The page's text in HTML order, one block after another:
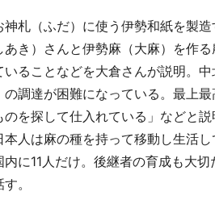
札（ふだ）に使う伊勢和紙を製
き）さんと伊勢麻（大麻）を作
ることなどを大倉さんが説明。
調達が困難になっている。最上
のを探して仕入れている」などと
人は麻の種を持って移動し生活
に11人だけ。後継者の育成も大
。